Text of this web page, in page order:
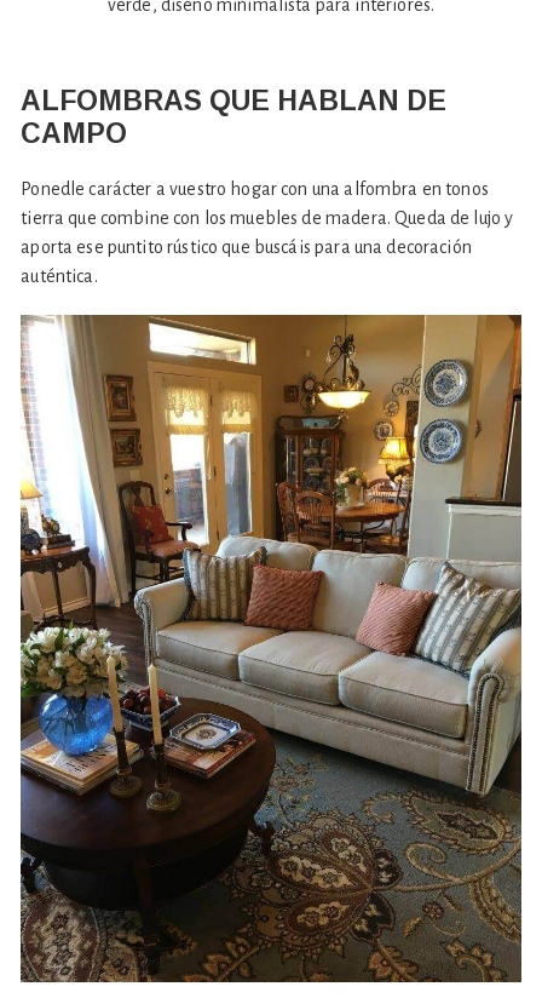
ALFOMBRAS QUE HABLAN DE
CAMPO
Ponedle carácter a vuestro hogar con una alfombra en tonos
tierra que combine con los muebles de madera. Queda de lujo y
aporta ese puntito rústico que buscáis para una decoración
auténtica.